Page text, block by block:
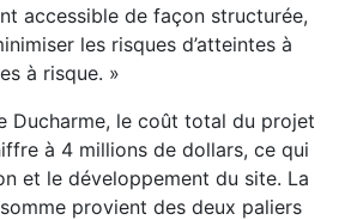
accessible de façon structurée,
les risques d’atteintes à
à risque. »
Ducharme, le coût total du projet
à 4 millions de dollars, ce qui
et le développement du site. La
provient des deux paliers